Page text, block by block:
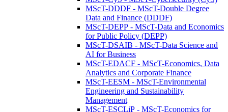
MScT-DDDF - MScT-Double Degree
Data and Finance (DDDF)
MScT-DEPP - MScT-Data and Economics
for Public Policy (DEPP)
MScT-DSAIB - MScT-Data Science and
AI for Business
MScT-EDACF - MScT-Economics, Data
Analytics and Corporate Finance
MScT-EESM - MScT-Environmental
Engineering and Sustainability
Management
MScT-ESCLiP - MScT-Economics for